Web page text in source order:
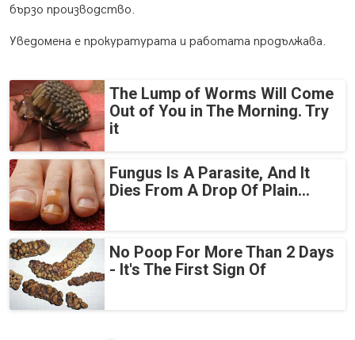
бързо производство.
Уведомена е прокуратурата и работата продължава.
The Lump of Worms Will Come
Out of You in The Morning. Try
it
Fungus Is A Parasite, And It
Dies From A Drop Of Plain...
No Poop For More Than 2 Days
- It's The First Sign Of